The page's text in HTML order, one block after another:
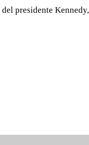
presidente